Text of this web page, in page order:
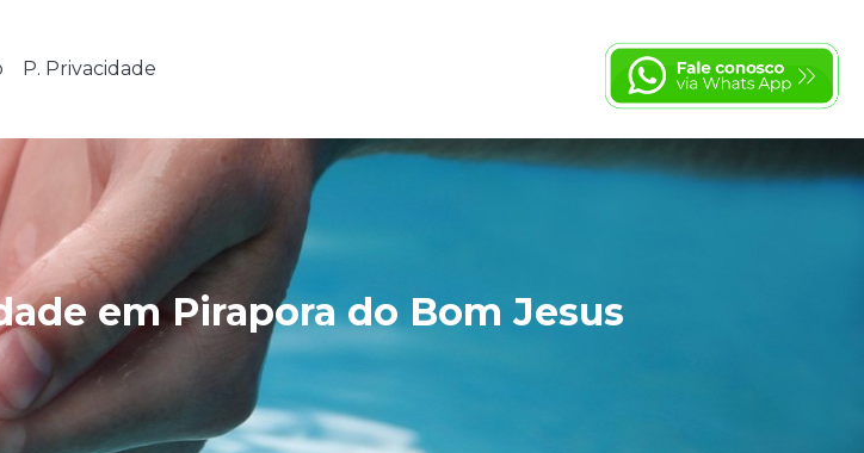
P. Privacidade
em Pirapora do Bom Jesus